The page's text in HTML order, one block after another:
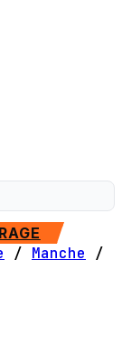
/ Manche
/